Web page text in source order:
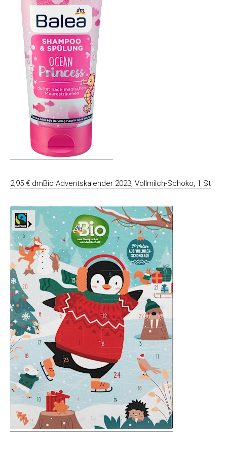
2,95 € dmBio Adventskalender 2023, Vollmilch-Schoko, 1 St